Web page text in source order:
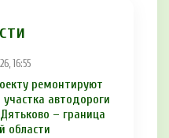
16:55
ремонтируют
участка автодороги
– граница
области